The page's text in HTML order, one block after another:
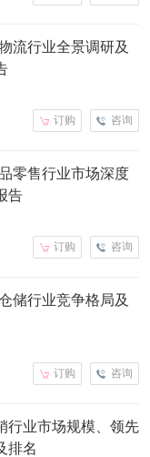
流行业全景调研及
咨询
订购
零售行业市场深度
告
咨询
订购
储行业竞争格局及
咨询
订购
行业市场规模、领先
排名